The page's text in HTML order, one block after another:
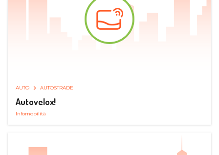
AUTO AUTOSTRADE
Autovelox!
Infomobilità